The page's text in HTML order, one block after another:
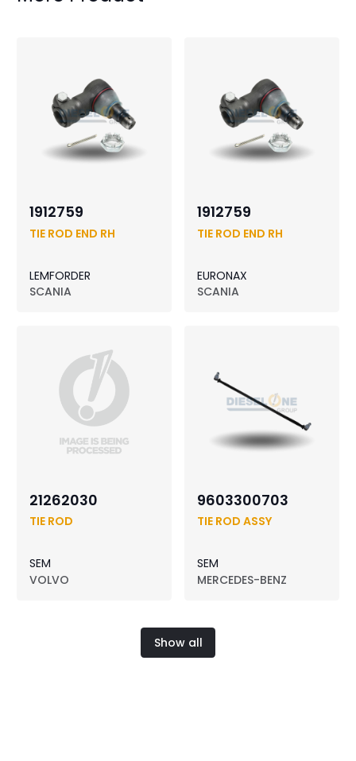
1912759
TIE ROD END RH
LEMFORDER
SCANIA
1912759
TIE ROD END RH
EURONAX
SCANIA
21262030
TIE ROD
SEM
VOLVO
9603300703
TIE ROD ASSY
SEM
MERCEDES-BENZ
Show all